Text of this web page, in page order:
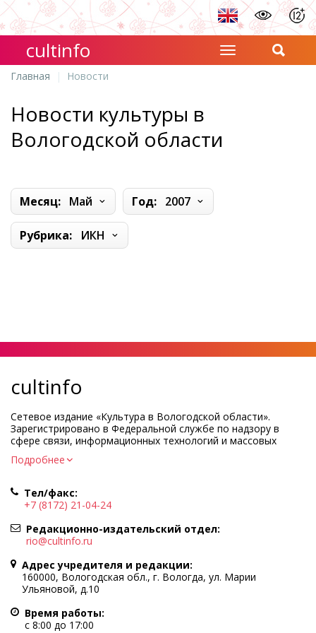
cultinfo
Главная Новости
Новости культуры в
Вологодской области
Месяц: Май Год: 2007
Рубрика: ИКН
cultinfo
Сетевое издание «Культура в Вологодской области».
Зарегистрировано в Федеральной службе по надзору в
сфере связи, информационных технологий и массовых
коммуникаций.
Регистрационный номер и дата принятия решения о
Учредитель КУ ВО «Информационно-аналитический центр
культуры»
Адрес учредителя и редакции: 160000, Вологодская обл., г.
Вологда, ул. Марии Ульяновой, д.10
Главный редактор — Легчанова Елена Григорьевна
Политика в отношении обработки персональных данных
При полном или частичном использовании информации
портала гиперссылка на cultinfo.ru обязательна.
Редакция не несет ответственности за достоверность
Подробнее
Тел/факс:
+7 (8172) 21-04-24
Редакционно-издательский отдел:
rio@cultinfo.ru
Адрес учредителя и редакции:
160000, Вологодская обл., г. Вологда, ул. Марии
Ульяновой, д.10
Время работы:
с 8:00 до 17:00